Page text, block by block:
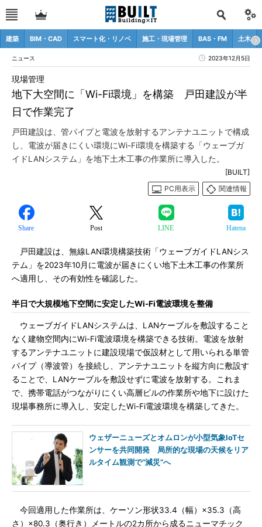
建築 BIM・CAD スマート化・リノベ 施工・現場管理 BAS・FM 土木
ニュース 2023年12月5日
地下大空間に「Wi-Fi環境」を構築 戸田建設が半
日で作業完了
現場管理
戸田建設は、管パイプと電波を放射するアンテナユニットで構成
し、電波が届きにくい環境にWi-Fi環境を構築する「ウェーブガ
イドLANシステム」を地下土木工事の作業所に導入した。
[BUILT]
PC用表示
関連情報
Share Post LINE Hatena
戸田建設は、無線LAN環境構築技術「ウェーブガイドLANシス
テム」を2023年10月に電波が届きにくい地下土木工事の作業所
へ適用し、その有効性を確認した。
半日で大規模地下空間に安定したWi-Fi電波環境を整備
ウェーブガイドLANシステムは、LANケーブルを敷設すること
なく建物空間内にWi-Fi電波環境を構築できる技術。電波を放射
するアンテナユニットに建設現場で仮設材として用いられる単管
パイプ（導波管）を接続し、アンテナユニットを縦方向に敷設す
ることで、LANケーブルを敷設せずに電波を放射する。これま
で、携帯電話がつながりにくい高層ビルの作業所や地下に設けた
現場事務所に導入し、安定したWi-Fi電波環境を構築してきた。
ウェザーニューズとオムロンが小型気象IoTセ
ンサーを共同開発 局所的な現場の天候をリア
ルタイム観測で“減災”へ
今回適用した作業所は、ケーソン形状33.4（幅）×35.3（高
さ）×80.3（奥行き）メートルの2カ所から成るニューマチック